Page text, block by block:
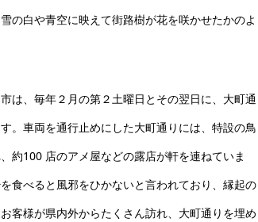
の白や青空に映えて街路樹が花を咲かせたかのよ
は、毎年２月の第２土曜日とその翌日に、大町通
。車両を通行止めにした大町通りには、特設の鳥
約100 店のアメ屋などの露店が軒を連ねていま
食べると風邪をひかないと言われており、縁起の
客様が県内外からたくさん訪れ、大町通りを埋め